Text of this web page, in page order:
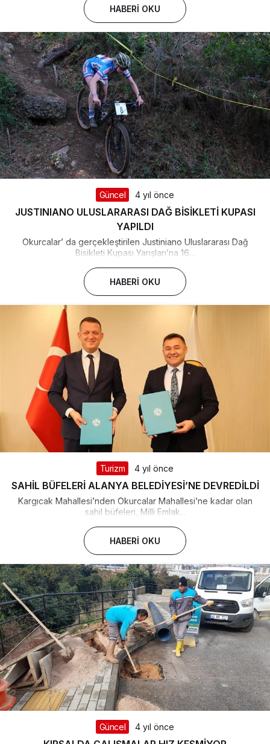
HABERI OKU
Güncel 4 yıl önce
JUSTINIANO ULUSLARARASI DAĞ BİSİKLETİ KUPASI
YAPILDI
Okurcalar’ da gerçekleştirilen Justiniano Uluslararası Dağ
Bisikleti Kupası Yarışları’na 16...
HABERI OKU
Turizm 4 yıl önce
SAHİL BÜFELERİ ALANYA BELEDİYESİ’NE DEVREDİLDİ
Kargıcak Mahallesi’nden Okurcalar Mahallesi’ne kadar olan
sahil büfeleri, Milli Emlak...
HABERI OKU
Güncel 4 yıl önce